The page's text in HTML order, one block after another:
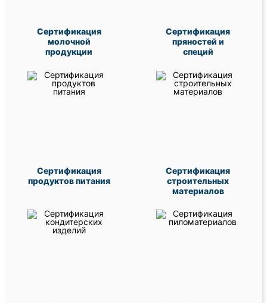
Сертификация
молочной
продукции
Сертификация
пряностей и
специй
Сертификация
продуктов питания
Сертификация
строительных
материалов